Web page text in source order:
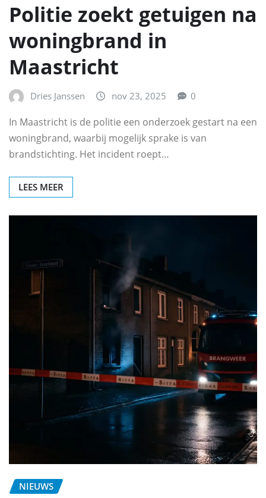
Politie zoekt getuigen na
woningbrand in
Maastricht
Dries Janssen nov 23, 2025 0
In Maastricht is de politie een onderzoek gestart na een
woningbrand, waarbij mogelijk sprake is van
brandstichting. Het incident roept…
LEES MEER
NIEUWS